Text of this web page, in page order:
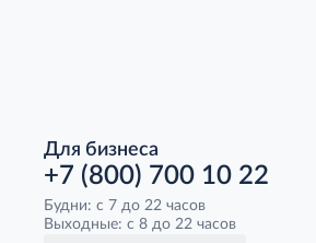
Для бизнеса
+7 (800) 700 10 22
Будни: с 7 до 22 часов
Выходные: с 8 до 22 часов